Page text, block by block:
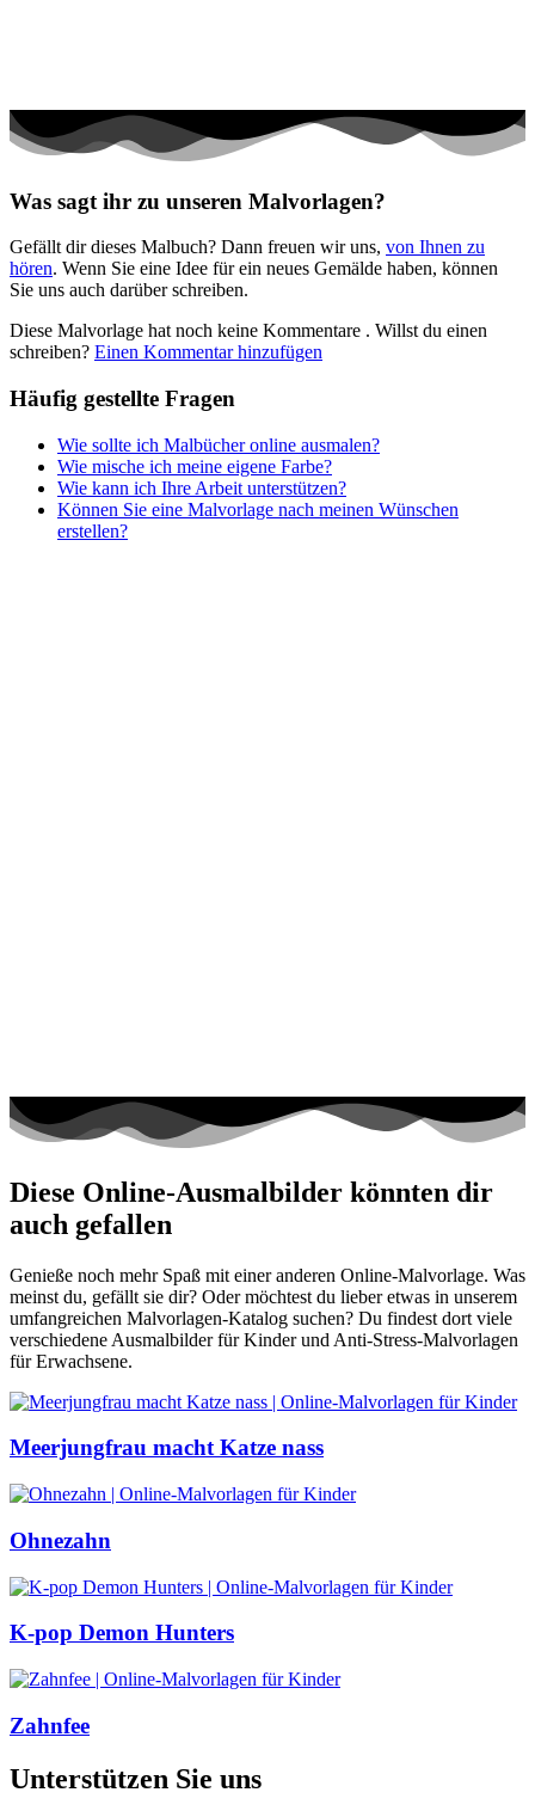
Valentinstag und Liebe
Nezaradené
Unkategorisiert
Was sagt ihr zu unseren Malvorlagen?
Gefällt dir dieses Malbuch? Dann freuen wir uns, von Ihnen zu
hören. Wenn Sie eine Idee für ein neues Gemälde haben, können
Sie uns auch darüber schreiben.
Diese Malvorlage hat noch keine Kommentare . Willst du einen
schreiben? Einen Kommentar hinzufügen
Häufig gestellte Fragen
Wie sollte ich Malbücher online ausmalen?
Wie mische ich meine eigene Farbe?
Wie kann ich Ihre Arbeit unterstützen?
Können Sie eine Malvorlage nach meinen Wünschen
erstellen?
Diese Online-Ausmalbilder könnten dir
auch gefallen
Genieße noch mehr Spaß mit einer anderen Online-Malvorlage. Was
meinst du, gefällt sie dir? Oder möchtest du lieber etwas in unserem
umfangreichen Malvorlagen-Katalog suchen? Du findest dort viele
verschiedene Ausmalbilder für Kinder und Anti-Stress-Malvorlagen
für Erwachsene.
Meerjungfrau macht Katze nass
Ohnezahn
K-pop Demon Hunters
Zahnfee
Unterstützen Sie uns